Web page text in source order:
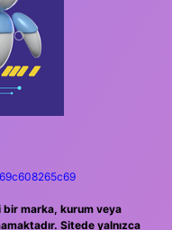
marka, kurum veya
Sitede yalnızca